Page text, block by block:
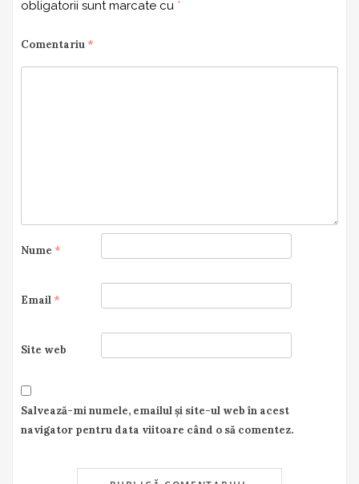
obligatorii sunt marcate cu *
Comentariu *
Nume *
Email *
Site web
Salvează-mi numele, emailul și site-ul web în acest
navigator pentru data viitoare când o să comentez.